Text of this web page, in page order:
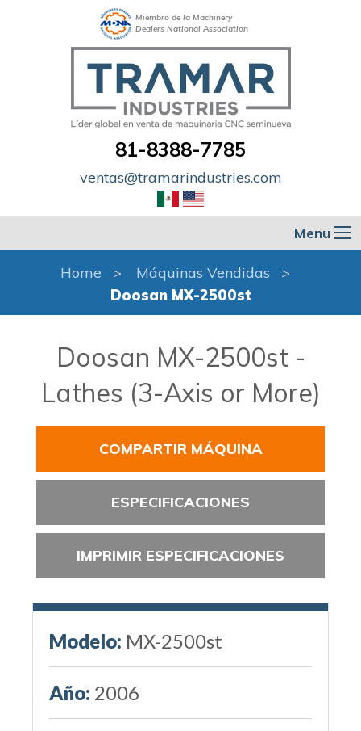
Miembro de la Machinery
Dealers National Association
81-8388-7785
ventas@tramarindustries.com
Menu
Home
Máquinas Vendidas
Doosan MX-2500st
Doosan MX-2500st -
Lathes (3-Axis or More)
COMPARTIR MÁQUINA
ESPECIFICACIONES
IMPRIMIR ESPECIFICACIONES
Modelo: MX-2500st
Año: 2006